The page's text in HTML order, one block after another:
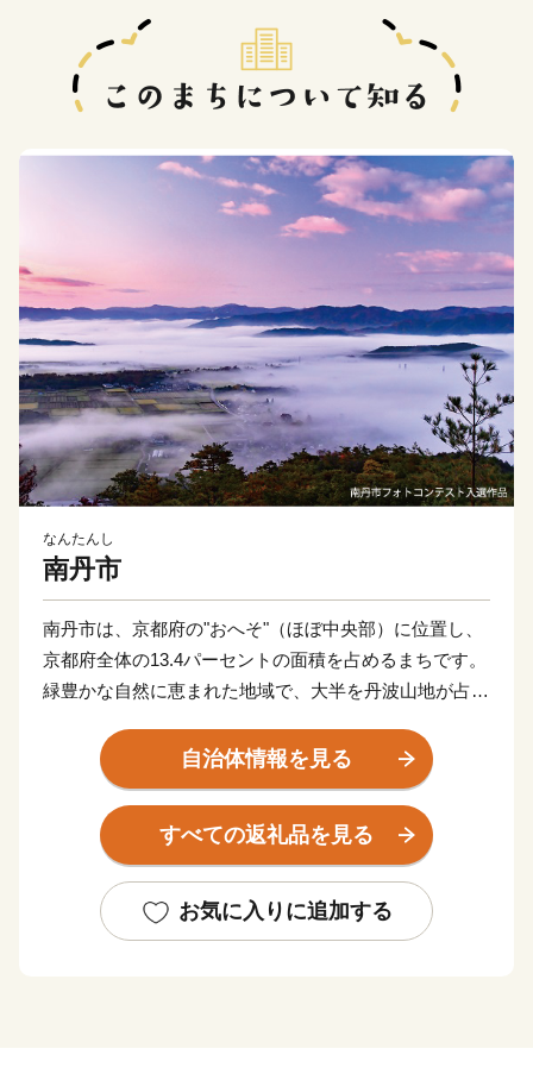
なんたんし
南丹市
南丹市は、京都府の"おへそ"（ほぼ中央部）に位置し、
京都府全体の13.4パーセントの面積を占めるまちです。
緑豊かな自然に恵まれた地域で、大半を丹波山地が占め
ぶきの里」は日本の原風景に出会える場所として人気
で、かやぶき民家が立ち並ぶ地域は国の重要伝統的建造
物群保存地区に選定されており、新緑や雪など四季折々
に変化する景観で訪れる人々を癒してくれます。京都の
生産しているほか、木工や焼き物等の工芸作家が拠点を
構える「ものづくり」のまち、南丹市。ふるさと納税を
自治体情報を見る
すべての返礼品を見る
お気に入りに追加する